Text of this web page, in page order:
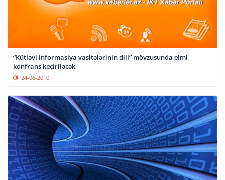
“Kütləvi informasiya vasitələrinin dili” mövzusunda elmi
konfrans keçiriləcək
24-06-2010